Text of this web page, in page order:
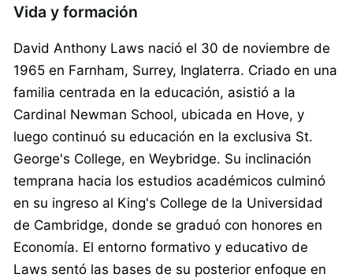
Vida y formación
David Anthony Laws nació el 30 de noviembre de
1965 en Farnham, Surrey, Inglaterra. Criado en una
familia centrada en la educación, asistió a la
Cardinal Newman School, ubicada en Hove, y
luego continuó su educación en la exclusiva St.
George's College, en Weybridge. Su inclinación
temprana hacia los estudios académicos culminó
en su ingreso al King's College de la Universidad
de Cambridge, donde se graduó con honores en
Economía. El entorno formativo y educativo de
Laws sentó las bases de su posterior enfoque en